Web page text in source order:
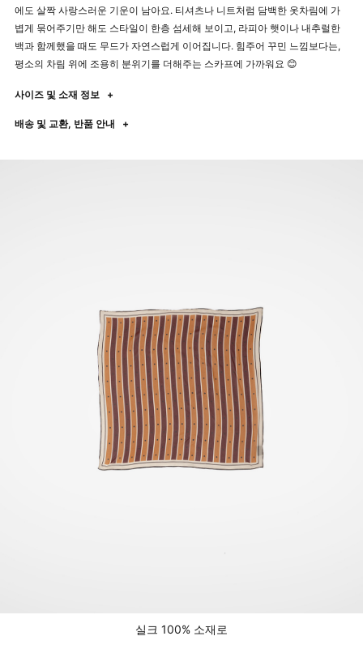
에도 살짝 사랑스러운 기운이 남아요. 티셔츠나 니트처럼 담백한 옷차림에 가
볍게 묶어주기만 해도 스타일이 한층 섬세해 보이고, 라피아 햇이나 내추럴한
백과 함께했을 때도 무드가 자연스럽게 이어집니다. 힘주어 꾸민 느낌보다는,
평소의 차림 위에 조용히 분위기를 더해주는 스카프에 가까워요 😊
사이즈 및 소재 정보 +
배송 및 교환, 반품 안내 +
실크 100% 소재로